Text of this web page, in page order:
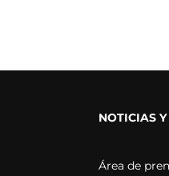
NOTICIAS
Área de